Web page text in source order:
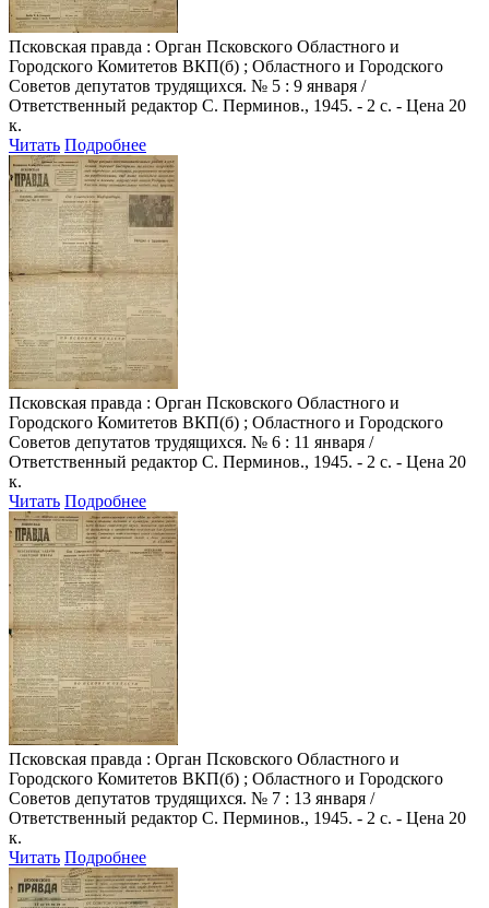
Псковская правда : Орган Псковского Областного и
Городского Комитетов ВКП(б) ; Областного и Городского
Советов депутатов трудящихся. № 5 : 9 января /
Ответственный редактор С. Перминов., 1945. - 2 с. - Цена 20
к.
Читать Подробнее
Псковская правда : Орган Псковского Областного и
Городского Комитетов ВКП(б) ; Областного и Городского
Советов депутатов трудящихся. № 6 : 11 января /
Ответственный редактор С. Перминов., 1945. - 2 с. - Цена 20
к.
Читать Подробнее
Псковская правда : Орган Псковского Областного и
Городского Комитетов ВКП(б) ; Областного и Городского
Советов депутатов трудящихся. № 7 : 13 января /
Ответственный редактор С. Перминов., 1945. - 2 с. - Цена 20
к.
Читать Подробнее